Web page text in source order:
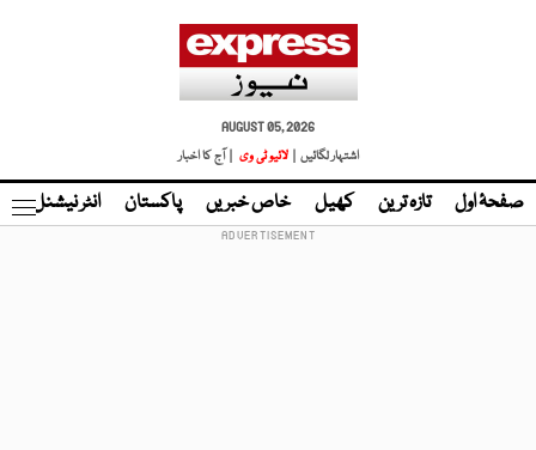
AUGUST 05, 2026
اشتہار لگائیں |
لائیو ٹی وی | آج کا اخبار
صفحۂ اول تازہ ترین کھیل خاص خبریں پاکستان انٹر نیشنل